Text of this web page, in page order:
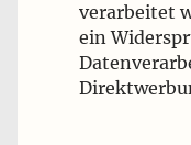
verarbeitet
ein